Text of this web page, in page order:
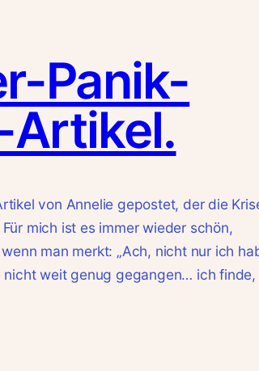
Panik-
Artikel.
von Annelie gepostet, der die
mich ist es immer wieder schön,
man merkt: „Ach, nicht nur ich
nicht weit genug gegangen… ich finde,